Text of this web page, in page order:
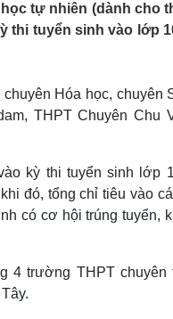
Xe máy
Tư vấn
Giải trí
Sao Việt
tự nhiên (dành cho
thi tuyển sinh vào lớp
Hóa học, chuyên
THPT Chuyên Chu
kỳ thi tuyển sinh lớp
đó, tổng chỉ tiêu vào
có cơ hội trúng tuyển,
4 trường THPT chuyên